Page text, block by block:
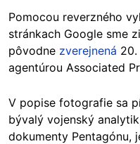
Pomocou reverzného
stránkach Google sme
pôvodne zverejnená 20.
agentúrou Associated
V popise fotografie sa
bývalý vojenský
dokumenty Pentagónu,